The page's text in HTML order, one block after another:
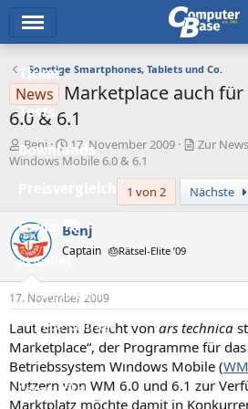
Ticker
Tests
Downloads
Forum
Aktuelles
Empfohlene Inhalte
Neue Beiträge
Neueste Aktivitäten
Leserartikel
Sonstige Smartphones, Tablets und Co.
News
Marketplace auch
6.0 & 6.1
E
r
l
l
e
r
Benj
E
r
l
t
17. November 2009
Zur
Windows Mobile 6.0 & 6.1
1 von 2
Nächste
Benj
Captain 🎂Rätsel-Elite ’09
17. November 2009
Laut einem Bericht von ars technica
Marketplace“, der Programme für
Betriebssystem Windows Mobile (WM
Nutzern von WM 6.0 und 6.1 zur
Marktplatz möchte damit in